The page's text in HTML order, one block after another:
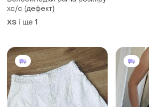
хс/с (дефект)
ХS і ще 1